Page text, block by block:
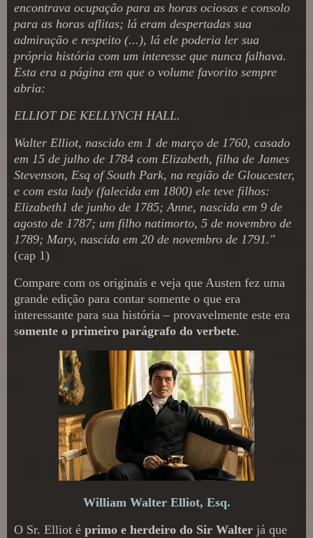
encontrava ocupação para as horas ociosas e consolo
para as horas aflitas; lá eram despertadas sua
admiração e respeito (...), lá ele poderia ler sua
própria história com um interesse que nunca falhava.
Esta era a página em que o volume favorito sempre
abria:
ELLIOT DE KELLYNCH HALL.
Walter Elliot, nascido em 1 de março de 1760, casado
em 15 de julho de 1784 com Elizabeth, filha de James
Stevenson, Esq of South Park, na região de Gloucester,
e com esta lady (falecida em 1800) ele teve filhos:
Elizabeth1 de junho de 1785; Anne, nascida em 9 de
agosto de 1787; um filho natimorto, 5 de novembro de
1789; Mary, nascida em 20 de novembro de 1791."
(cap 1)
Compare com os originais e veja que Austen fez uma
grande edição para contar somente o que era
interessante para sua história – provavelmente este era
somente o primeiro parágrafo do verbete.
William Walter Elliot, Esq.
O Sr. Elliot é primo e herdeiro do Sir Walter já que